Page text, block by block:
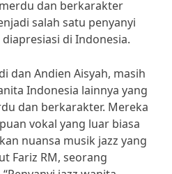
dan berkarakter
salah satu penyanyi
di Indonesia.
dan Andien Aisyah, masih
Indonesia lainnya yang
dan berkarakter. Mereka
vokal yang luar biasa
nuansa musik jazz yang
Fariz RM, seorang